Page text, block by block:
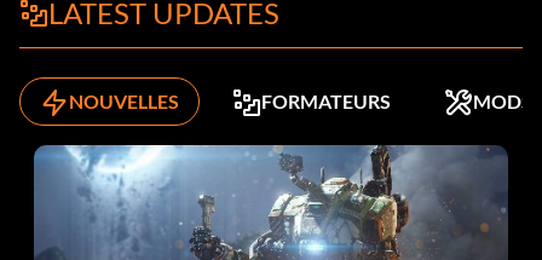
LATEST UPDATES
NOUVELLES FORMATEURS MODS